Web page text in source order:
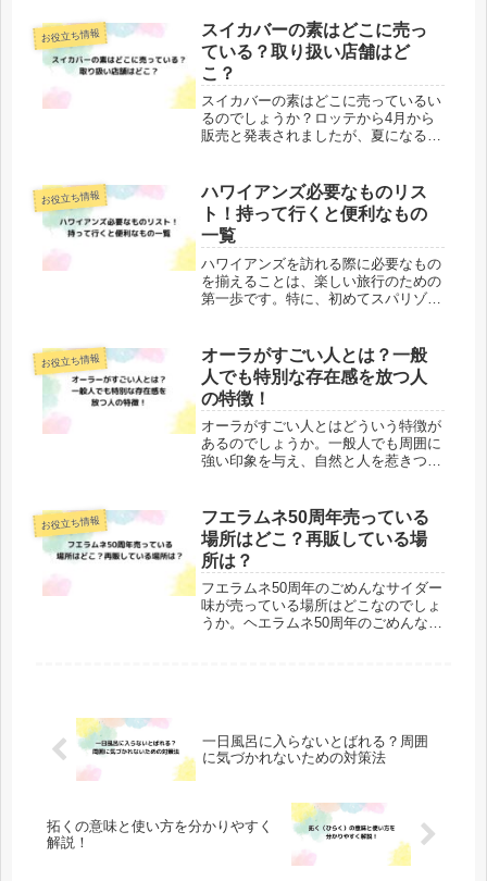
ですよね。もし、販売されているので
貼ればどこの売り場にあるのでしょ...
お役立ち情報
スイカバーの素はどこに売っ
ている？取り扱い店舗はど
こ？
スイカバーの素はどこに売っているい
るのでしょうか？ロッテから4月から
販売と発表されましたが、夏になると
話題となっていて、欲しかったけど売
り切れていたという声も出ていま
す。...
お役立ち情報
ハワイアンズ必要なものリス
ト！持って行くと便利なもの
一覧
ハワイアンズを訪れる際に必要なもの
を揃えることは、楽しい旅行のための
第一歩です。特に、初めてスパリゾー
ていけば良いのか悩みますよね。この
記事では、ハワイアンズで必要なもの
や...
お役立ち情報
オーラがすごい人とは？一般
人でも特別な存在感を放つ人
の特徴！
オーラがすごい人とはどういう特徴が
あるのでしょうか。一般人でも周囲に
強い印象を与え、自然と人を惹きつけ
般人でも、オーラがすごい人の特徴や
オーラがすごい人になるための具体的
な...
お役立ち情報
フエラムネ50周年売っている
場所はどこ？再販している場
所は？
フエラムネ50周年のごめんなサイダー
味が売っている場所はどこなのでしょ
うか。ヘエラムネ50周年のごめんなサ
一日風呂に入らないとばれる？周囲
に気づかれないための対策法
拓くの意味と使い方を分かりやすく
解説！